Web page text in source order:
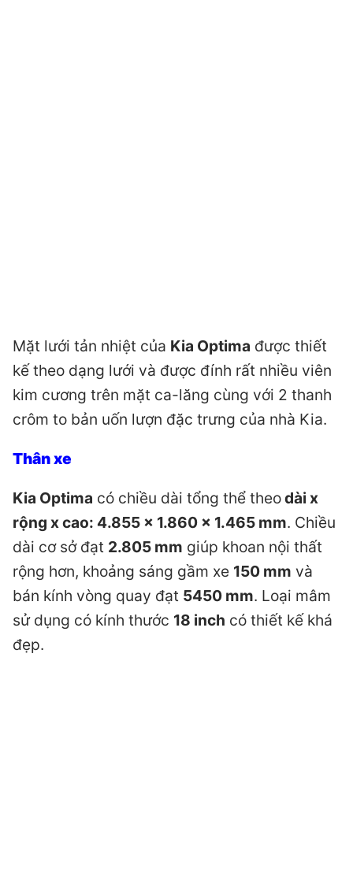
Mặt lưới tản nhiệt của Kia Optima được thiết
kế theo dạng lưới và được đính rất nhiều viên
kim cương trên mặt ca-lăng cùng với 2 thanh
crôm to bản uốn lượn đặc trưng của nhà Kia.
Thân xe
Kia Optima có chiều dài tổng thể theodài x
rộng x cao: 4.855 x 1.860 x 1.465 mm. Chiều
dài cơ sở đạt 2.805 mm giúp khoan nội thất
rộng hơn, khoảng sáng gầm xe 150 mm và
bán kính vòng quay đạt 5450 mm. Loại mâm
sử dụng có kính thước 18 inch có thiết kế khá
đẹp.